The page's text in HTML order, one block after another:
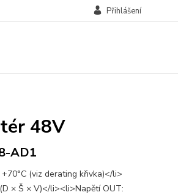
Přihlášení
48V
AD1
(viz derating křivka)</li>
× Š × V)</li><li>Napětí OUT: